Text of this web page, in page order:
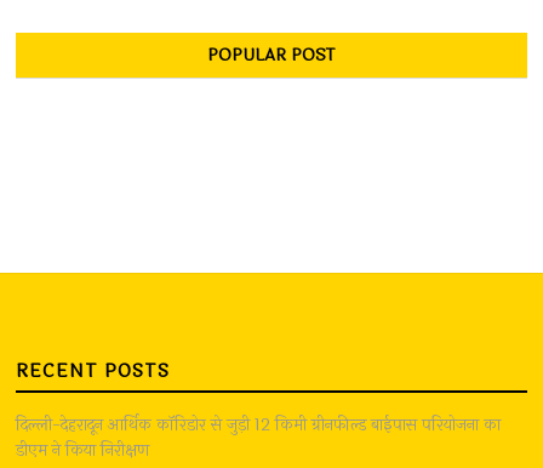
POPULAR POST
RECENT POSTS
दिल्ली-देहरादून आर्थिक कॉरिडोर से जुड़ी 12 किमी ग्रीनफील्ड बाईपास परियोजना का
डीएम ने किया निरीक्षण